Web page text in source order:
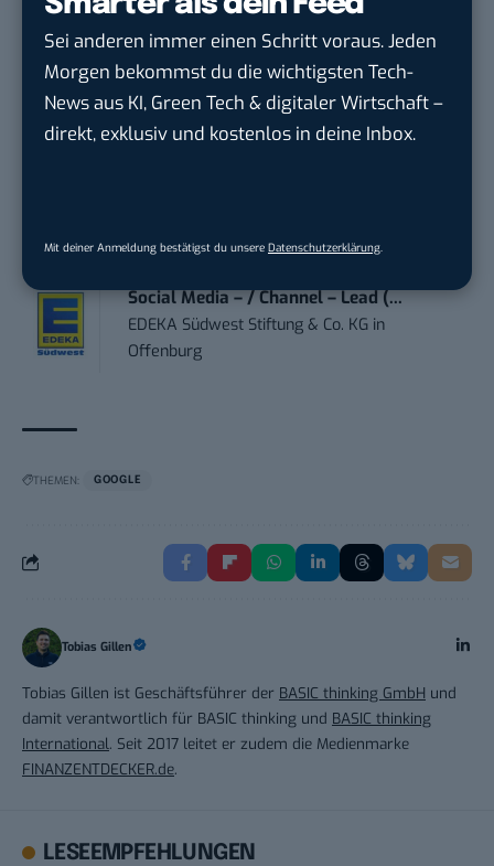
Sei anderen immer einen Schritt voraus. Jeden
Morgen bekommst du die wichtigsten Tech-
News aus KI, Green Tech & digitaler Wirtschaft –
direkt, exklusiv und kostenlos in deine Inbox.
Mit deiner Anmeldung bestätigst du unsere Datenschutzerklärung
meap GmbH inWitten
Content-Manager (m/w/d)
Hermann Sewerin GmbHinGütersloh
Social Media – / Channel – Lead (...
EDEKA Südwest Stiftung & Co. KG in
Offenburg
THEMEN: GOOGLE
Tobias Gillen
Tobias Gillen ist Geschäftsführer der BASIC thinking GmbH und
damit verantwortlich für BASIC thinking und BASIC thinking
International. Seit 2017 leitet er zudem die Medienmarke
FINANZENTDECKER.de.
LESEEMPFEHLUNGEN